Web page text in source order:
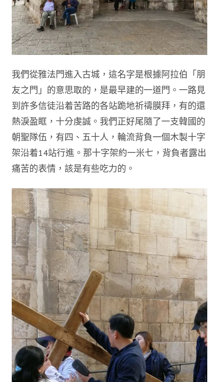
我們從雅法門進入古城，這名字是根據阿拉伯「朋
友之門」的意思取的，是最早建的一道門。一路見
到許多信徒沿着苦路的各站跪地祈禱膜拜，有的還
熱淚盈眶，十分虔誠。我們正好尾隨了一支韓國的
朝聖隊伍，有四、五十人，輪流背負一個木製十字
架沿着14站行進。那十字架約一米七，背負者露出
痛苦的表情，該是有些吃力的。